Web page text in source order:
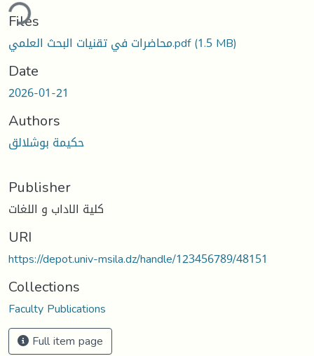
Files
محاضرات في تقنيات البحث العلمي.pdf(1.5 MB)
Date
2026-01-21
Authors
حكيمة بوشلالق
Publisher
كلية الاداب و اللغات
URI
https://depot.univ-msila.dz/handle/123456789/48151
Collections
Faculty Publications
Full item page